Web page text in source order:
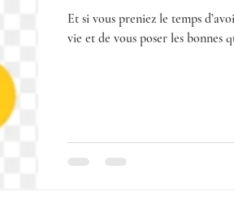
Et si vous preniez le temps
vie et de vous poser les bonnes